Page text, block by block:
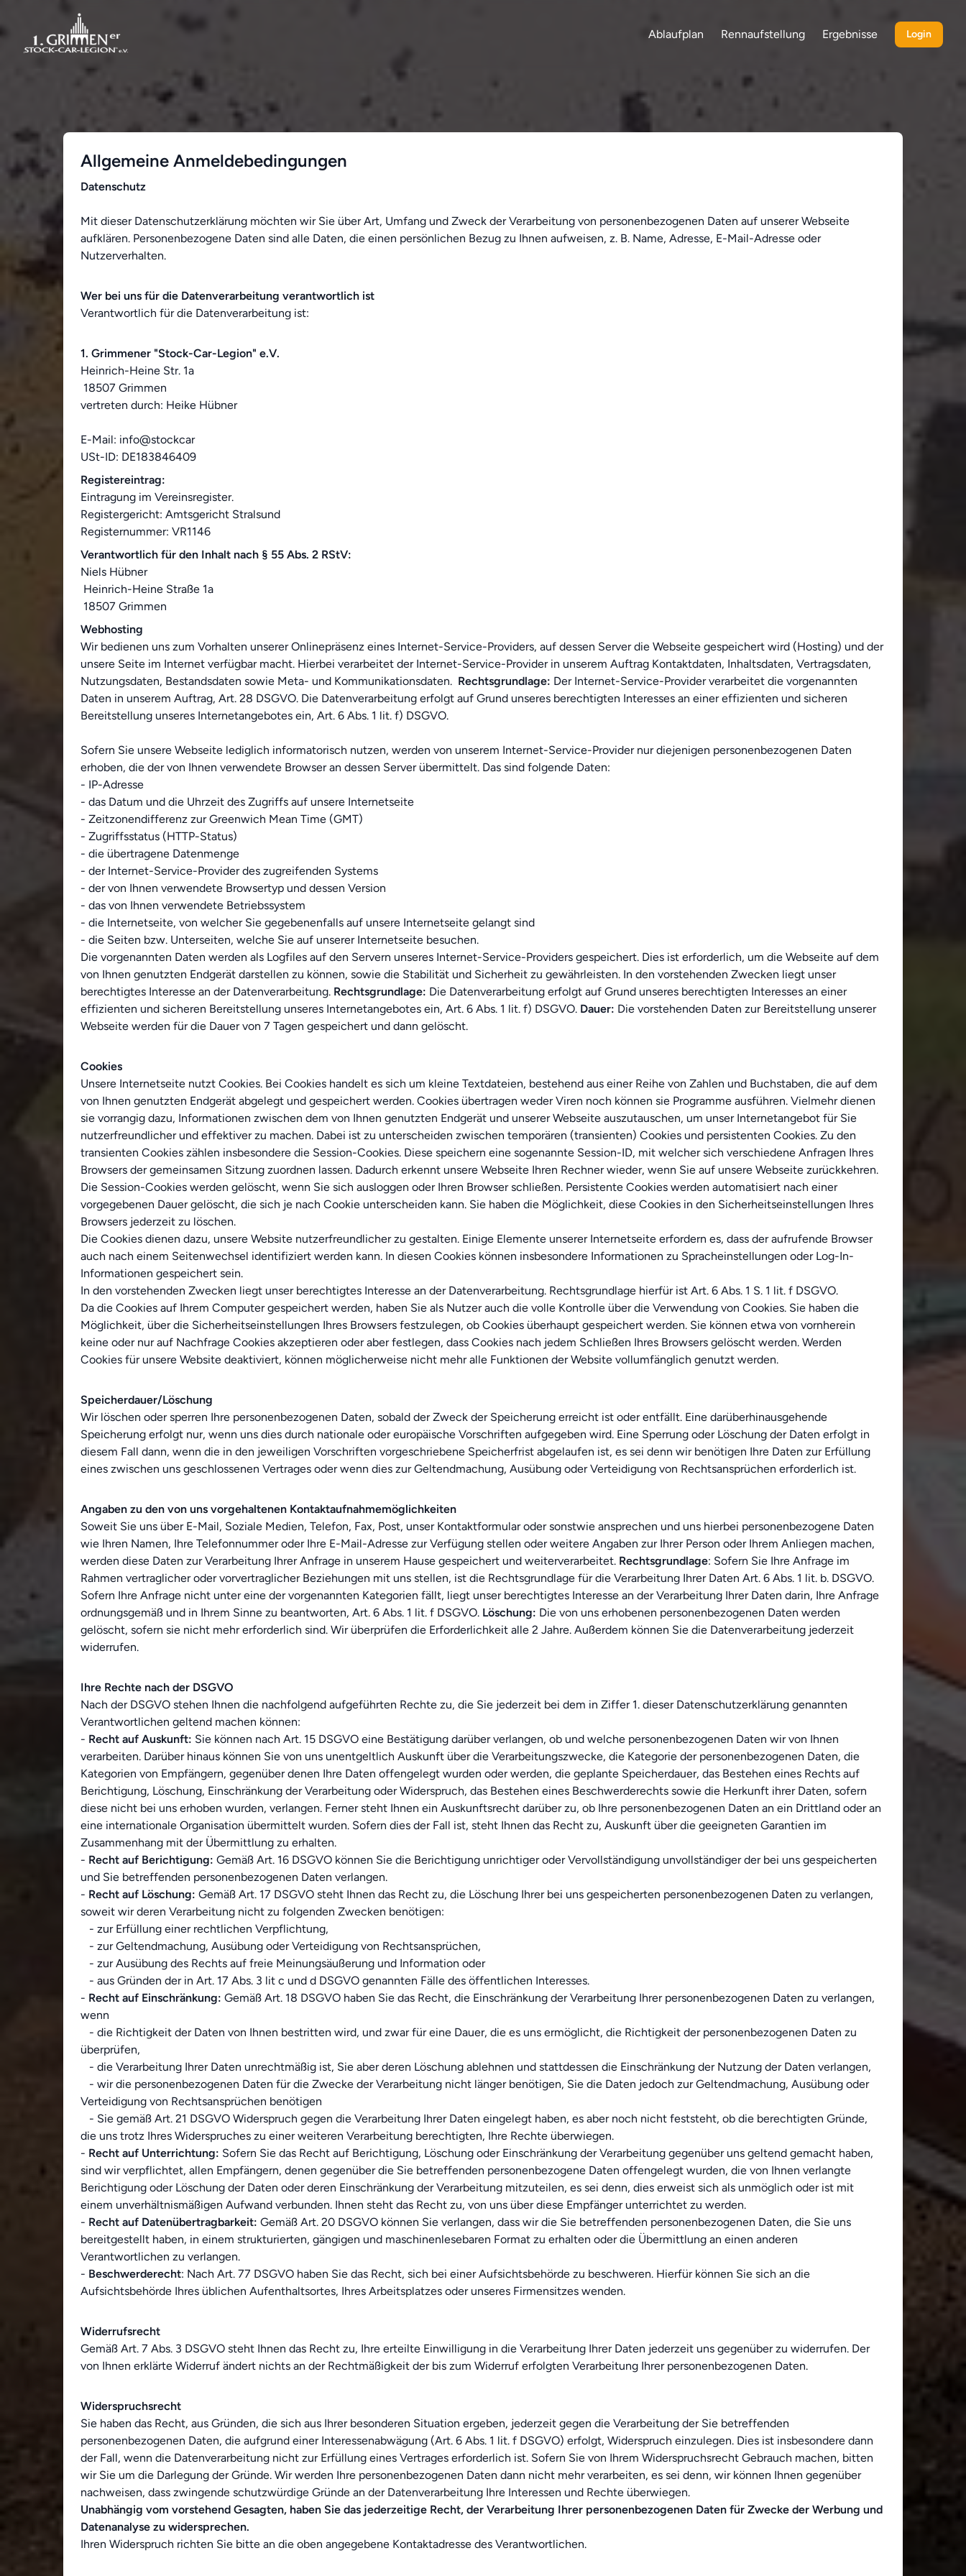
Ablaufplan Rennaufstellung Ergebnisse Login
Allgemeine Anmeldebedingungen
Datenschutz
Mit dieser Datenschutzerklärung möchten wir Sie über Art, Umfang und Zweck der Verarbeitung von personenbezogenen Daten auf unserer Webseite
aufklären. Personenbezogene Daten sind alle Daten, die einen persönlichen Bezug zu Ihnen aufweisen, z. B. Name, Adresse, E-Mail-Adresse oder
Nutzerverhalten.
Wer bei uns für die Datenverarbeitung verantwortlich ist
Verantwortlich für die Datenverarbeitung ist:
1. Grimmener "Stock-Car-Legion" e.V.
Heinrich-Heine Str. 1a
18507 Grimmen
vertreten durch: Heike Hübner
E-Mail: info@stockcar
USt-ID: DE183846409
Registereintrag:
Eintragung im Vereinsregister.
Registergericht: Amtsgericht Stralsund
Registernummer: VR1146
Verantwortlich für den Inhalt nach § 55 Abs. 2 RStV:
Niels Hübner
Heinrich-Heine Straße 1a
18507 Grimmen
Webhosting
Wir bedienen uns zum Vorhalten unserer Onlinepräsenz eines Internet-Service-Providers, auf dessen Server die Webseite gespeichert wird (Hosting) und der
unsere Seite im Internet verfügbar macht. Hierbei verarbeitet der Internet-Service-Provider in unserem Auftrag Kontaktdaten, Inhaltsdaten, Vertragsdaten,
Nutzungsdaten, Bestandsdaten sowie Meta- und Kommunikationsdaten. Rechtsgrundlage: Der Internet-Service-Provider verarbeitet die vorgenannten
Daten in unserem Auftrag, Art. 28 DSGVO. Die Datenverarbeitung erfolgt auf Grund unseres berechtigten Interesses an einer effizienten und sicheren
Bereitstellung unseres Internetangebotes ein, Art. 6 Abs. 1 lit. f) DSGVO.
Sofern Sie unsere Webseite lediglich informatorisch nutzen, werden von unserem Internet-Service-Provider nur diejenigen personenbezogenen Daten
erhoben, die der von Ihnen verwendete Browser an dessen Server übermittelt. Das sind folgende Daten:
- IP-Adresse
- das Datum und die Uhrzeit des Zugriffs auf unsere Internetseite
- Zeitzonendifferenz zur Greenwich Mean Time (GMT)
- Zugriffsstatus (HTTP-Status)
- die übertragene Datenmenge
- der Internet-Service-Provider des zugreifenden Systems
- der von Ihnen verwendete Browsertyp und dessen Version
- das von Ihnen verwendete Betriebssystem
- die Internetseite, von welcher Sie gegebenenfalls auf unsere Internetseite gelangt sind
- die Seiten bzw. Unterseiten, welche Sie auf unserer Internetseite besuchen.
Die vorgenannten Daten werden als Logfiles auf den Servern unseres Internet-Service-Providers gespeichert. Dies ist erforderlich, um die Webseite auf dem
von Ihnen genutzten Endgerät darstellen zu können, sowie die Stabilität und Sicherheit zu gewährleisten. In den vorstehenden Zwecken liegt unser
berechtigtes Interesse an der Datenverarbeitung. Rechtsgrundlage: Die Datenverarbeitung erfolgt auf Grund unseres berechtigten Interesses an einer
effizienten und sicheren Bereitstellung unseres Internetangebotes ein, Art. 6 Abs. 1 lit. f) DSGVO. Dauer: Die vorstehenden Daten zur Bereitstellung unserer
Webseite werden für die Dauer von 7 Tagen gespeichert und dann gelöscht.
Cookies
Unsere Internetseite nutzt Cookies. Bei Cookies handelt es sich um kleine Textdateien, bestehend aus einer Reihe von Zahlen und Buchstaben, die auf dem
von Ihnen genutzten Endgerät abgelegt und gespeichert werden. Cookies übertragen weder Viren noch können sie Programme ausführen. Vielmehr dienen
sie vorrangig dazu, Informationen zwischen dem von Ihnen genutzten Endgerät und unserer Webseite auszutauschen, um unser Internetangebot für Sie
nutzerfreundlicher und effektiver zu machen. Dabei ist zu unterscheiden zwischen temporären (transienten) Cookies und persistenten Cookies. Zu den
transienten Cookies zählen insbesondere die Session-Cookies. Diese speichern eine sogenannte Session-ID, mit welcher sich verschiedene Anfragen Ihres
Browsers der gemeinsamen Sitzung zuordnen lassen. Dadurch erkennt unsere Webseite Ihren Rechner wieder, wenn Sie auf unsere Webseite zurückkehren.
Die Session-Cookies werden gelöscht, wenn Sie sich ausloggen oder Ihren Browser schließen. Persistente Cookies werden automatisiert nach einer
vorgegebenen Dauer gelöscht, die sich je nach Cookie unterscheiden kann. Sie haben die Möglichkeit, diese Cookies in den Sicherheitseinstellungen Ihres
Browsers jederzeit zu löschen.
Die Cookies dienen dazu, unsere Website nutzerfreundlicher zu gestalten. Einige Elemente unserer Internetseite erfordern es, dass der aufrufende Browser
auch nach einem Seitenwechsel identifiziert werden kann. In diesen Cookies können insbesondere Informationen zu Spracheinstellungen oder Log-In-
Informationen gespeichert sein.
In den vorstehenden Zwecken liegt unser berechtigtes Interesse an der Datenverarbeitung. Rechtsgrundlage hierfür ist Art. 6 Abs. 1 S. 1 lit. f DSGVO.
Da die Cookies auf Ihrem Computer gespeichert werden, haben Sie als Nutzer auch die volle Kontrolle über die Verwendung von Cookies. Sie haben die
Möglichkeit, über die Sicherheitseinstellungen Ihres Browsers festzulegen, ob Cookies überhaupt gespeichert werden. Sie können etwa von vornherein
keine oder nur auf Nachfrage Cookies akzeptieren oder aber festlegen, dass Cookies nach jedem Schließen Ihres Browsers gelöscht werden. Werden
Cookies für unsere Website deaktiviert, können möglicherweise nicht mehr alle Funktionen der Website vollumfänglich genutzt werden.
Speicherdauer/Löschung
Wir löschen oder sperren Ihre personenbezogenen Daten, sobald der Zweck der Speicherung erreicht ist oder entfällt. Eine darüberhinausgehende
Speicherung erfolgt nur, wenn uns dies durch nationale oder europäische Vorschriften aufgegeben wird. Eine Sperrung oder Löschung der Daten erfolgt in
diesem Fall dann, wenn die in den jeweiligen Vorschriften vorgeschriebene Speicherfrist abgelaufen ist, es sei denn wir benötigen Ihre Daten zur Erfüllung
eines zwischen uns geschlossenen Vertrages oder wenn dies zur Geltendmachung, Ausübung oder Verteidigung von Rechtsansprüchen erforderlich ist.
Angaben zu den von uns vorgehaltenen Kontaktaufnahmemöglichkeiten
Soweit Sie uns über E-Mail, Soziale Medien, Telefon, Fax, Post, unser Kontaktformular oder sonstwie ansprechen und uns hierbei personenbezogene Daten
wie Ihren Namen, Ihre Telefonnummer oder Ihre E-Mail-Adresse zur Verfügung stellen oder weitere Angaben zur Ihrer Person oder Ihrem Anliegen machen,
werden diese Daten zur Verarbeitung Ihrer Anfrage in unserem Hause gespeichert und weiterverarbeitet. Rechtsgrundlage: Sofern Sie Ihre Anfrage im
Rahmen vertraglicher oder vorvertraglicher Beziehungen mit uns stellen, ist die Rechtsgrundlage für die Verarbeitung Ihrer Daten Art. 6 Abs. 1 lit. b. DSGVO.
Sofern Ihre Anfrage nicht unter eine der vorgenannten Kategorien fällt, liegt unser berechtigtes Interesse an der Verarbeitung Ihrer Daten darin, Ihre Anfrage
ordnungsgemäß und in Ihrem Sinne zu beantworten, Art. 6 Abs. 1 lit. f DSGVO. Löschung: Die von uns erhobenen personenbezogenen Daten werden
gelöscht, sofern sie nicht mehr erforderlich sind. Wir überprüfen die Erforderlichkeit alle 2 Jahre. Außerdem können Sie die Datenverarbeitung jederzeit
widerrufen.
Ihre Rechte nach der DSGVO
Nach der DSGVO stehen Ihnen die nachfolgend aufgeführten Rechte zu, die Sie jederzeit bei dem in Ziffer 1. dieser Datenschutzerklärung genannten
Verantwortlichen geltend machen können:
- Recht auf Auskunft: Sie können nach Art. 15 DSGVO eine Bestätigung darüber verlangen, ob und welche personenbezogenen Daten wir von Ihnen
verarbeiten. Darüber hinaus können Sie von uns unentgeltlich Auskunft über die Verarbeitungszwecke, die Kategorie der personenbezogenen Daten, die
Kategorien von Empfängern, gegenüber denen Ihre Daten offengelegt wurden oder werden, die geplante Speicherdauer, das Bestehen eines Rechts auf
Berichtigung, Löschung, Einschränkung der Verarbeitung oder Widerspruch, das Bestehen eines Beschwerderechts sowie die Herkunft ihrer Daten, sofern
diese nicht bei uns erhoben wurden, verlangen. Ferner steht Ihnen ein Auskunftsrecht darüber zu, ob Ihre personenbezogenen Daten an ein Drittland oder an
eine internationale Organisation übermittelt wurden. Sofern dies der Fall ist, steht Ihnen das Recht zu, Auskunft über die geeigneten Garantien im
Zusammenhang mit der Übermittlung zu erhalten.
- Recht auf Berichtigung: Gemäß Art. 16 DSGVO können Sie die Berichtigung unrichtiger oder Vervollständigung unvollständiger der bei uns gespeicherten
und Sie betreffenden personenbezogenen Daten verlangen.
- Recht auf Löschung: Gemäß Art. 17 DSGVO steht Ihnen das Recht zu, die Löschung Ihrer bei uns gespeicherten personenbezogenen Daten zu verlangen,
soweit wir deren Verarbeitung nicht zu folgenden Zwecken benötigen:
- zur Erfüllung einer rechtlichen Verpflichtung,
- zur Geltendmachung, Ausübung oder Verteidigung von Rechtsansprüchen,
- zur Ausübung des Rechts auf freie Meinungsäußerung und Information oder
- aus Gründen der in Art. 17 Abs. 3 lit c und d DSGVO genannten Fälle des öffentlichen Interesses.
- Recht auf Einschränkung: Gemäß Art. 18 DSGVO haben Sie das Recht, die Einschränkung der Verarbeitung Ihrer personenbezogenen Daten zu verlangen,
wenn
- die Richtigkeit der Daten von Ihnen bestritten wird, und zwar für eine Dauer, die es uns ermöglicht, die Richtigkeit der personenbezogenen Daten zu
überprüfen,
- die Verarbeitung Ihrer Daten unrechtmäßig ist, Sie aber deren Löschung ablehnen und stattdessen die Einschränkung der Nutzung der Daten verlangen,
- wir die personenbezogenen Daten für die Zwecke der Verarbeitung nicht länger benötigen, Sie die Daten jedoch zur Geltendmachung, Ausübung oder
Verteidigung von Rechtsansprüchen benötigen
- Sie gemäß Art. 21 DSGVO Widerspruch gegen die Verarbeitung Ihrer Daten eingelegt haben, es aber noch nicht feststeht, ob die berechtigten Gründe,
die uns trotz Ihres Widerspruches zu einer weiteren Verarbeitung berechtigten, Ihre Rechte überwiegen.
- Recht auf Unterrichtung: Sofern Sie das Recht auf Berichtigung, Löschung oder Einschränkung der Verarbeitung gegenüber uns geltend gemacht haben,
sind wir verpflichtet, allen Empfängern, denen gegenüber die Sie betreffenden personenbezogene Daten offengelegt wurden, die von Ihnen verlangte
Berichtigung oder Löschung der Daten oder deren Einschränkung der Verarbeitung mitzuteilen, es sei denn, dies erweist sich als unmöglich oder ist mit
einem unverhältnismäßigen Aufwand verbunden. Ihnen steht das Recht zu, von uns über diese Empfänger unterrichtet zu werden.
- Recht auf Datenübertragbarkeit: Gemäß Art. 20 DSGVO können Sie verlangen, dass wir die Sie betreffenden personenbezogenen Daten, die Sie uns
bereitgestellt haben, in einem strukturierten, gängigen und maschinenlesebaren Format zu erhalten oder die Übermittlung an einen anderen
Verantwortlichen zu verlangen.
- Beschwerderecht: Nach Art. 77 DSGVO haben Sie das Recht, sich bei einer Aufsichtsbehörde zu beschweren. Hierfür können Sie sich an die
Aufsichtsbehörde Ihres üblichen Aufenthaltsortes, Ihres Arbeitsplatzes oder unseres Firmensitzes wenden.
Widerrufsrecht
Gemäß Art. 7 Abs. 3 DSGVO steht Ihnen das Recht zu, Ihre erteilte Einwilligung in die Verarbeitung Ihrer Daten jederzeit uns gegenüber zu widerrufen. Der
von Ihnen erklärte Widerruf ändert nichts an der Rechtmäßigkeit der bis zum Widerruf erfolgten Verarbeitung Ihrer personenbezogenen Daten.
Widerspruchsrecht
Sie haben das Recht, aus Gründen, die sich aus Ihrer besonderen Situation ergeben, jederzeit gegen die Verarbeitung der Sie betreffenden
personenbezogenen Daten, die aufgrund einer Interessenabwägung (Art. 6 Abs. 1 lit. f DSGVO) erfolgt, Widerspruch einzulegen. Dies ist insbesondere dann
der Fall, wenn die Datenverarbeitung nicht zur Erfüllung eines Vertrages erforderlich ist. Sofern Sie von Ihrem Widerspruchsrecht Gebrauch machen, bitten
wir Sie um die Darlegung der Gründe. Wir werden Ihre personenbezogenen Daten dann nicht mehr verarbeiten, es sei denn, wir können Ihnen gegenüber
nachweisen, dass zwingende schutzwürdige Gründe an der Datenverarbeitung Ihre Interessen und Rechte überwiegen.
Unabhängig vom vorstehend Gesagten, haben Sie das jederzeitige Recht, der Verarbeitung Ihrer personenbezogenen Daten für Zwecke der Werbung und
Datenanalyse zu widersprechen.
Ihren Widerspruch richten Sie bitte an die oben angegebene Kontaktadresse des Verantwortlichen.